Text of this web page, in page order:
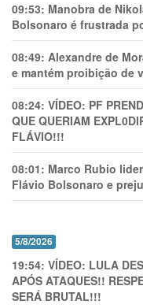
09:53: Manobra de
Bolsonaro é frustrada
08:49: Alexandre de
e mantém proibição de
08:24: VÍDEO: PF
QUE QUERIAM
FLÁVIO!!!
08:01: Marco Rubio
Flávio Bolsonaro e
5/8/2026
19:54: VÍDEO: LULA
APÓS ATAQUES!!
SERÁ BRUTAL!!!